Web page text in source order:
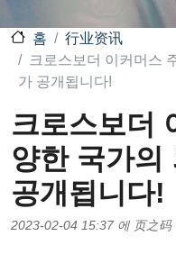
홈
行业资讯
크로스보더 이커머스
가 공개됩니다!
크로스보더
양한 국가의
공개됩니다!
2023-02-04 15:37 에 页之码